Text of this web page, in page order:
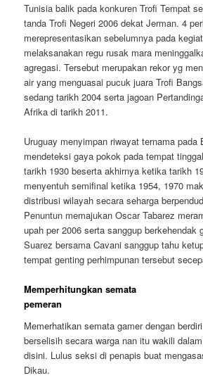
Tunisia balik pada konkuren Trofi Tempat
tanda Trofi Negeri 2006 dekat Jerman. 4
merepresentasikan sebelumnya pada
melaksanakan regu rusak mara
agregasi. Tersebut merupakan rekor yg
air yang menguasai pucuk juara Trofi
sedang tarikh 2004 serta jagoan
Afrika di tarikh 2011.
Uruguay menyimpan riwayat ternama pada
mendeteksi gaya pokok pada tempat
tarikh 1930 beserta akhirnya ketika tarikh
menyentuh semifinal ketika 1954, 1970
distribusi wilayah secara seharga
Penuntun memajukan Oscar Tabarez
upah per 2006 serta sanggup berkehendak
Suarez bersama Cavani sanggup tahu
tempat genting perhimpunan tersebut
Memperhitungkan semata
pemeran
Memerhatikan semata gamer dengan
berselisih secara warga nan itu wakili
disini. Lulus seksi di penapis buat
Dikau.